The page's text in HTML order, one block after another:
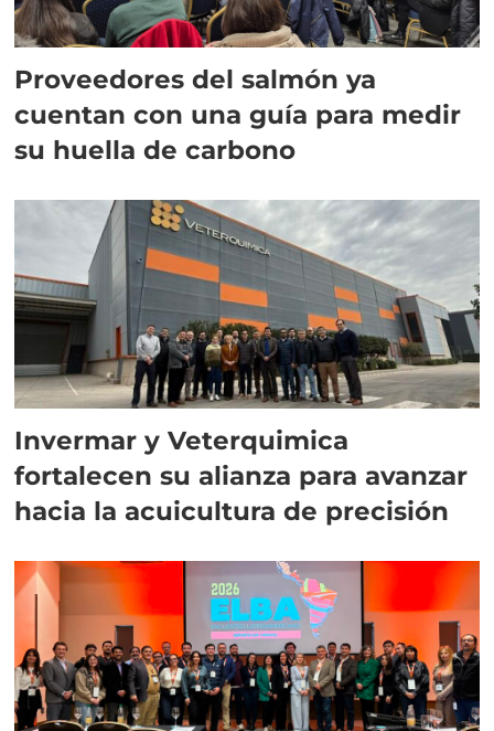
Proveedores del salmón ya
cuentan con una guía para medir
su huella de carbono
Invermar y Veterquimica
fortalecen su alianza para avanzar
hacia la acuicultura de precisión